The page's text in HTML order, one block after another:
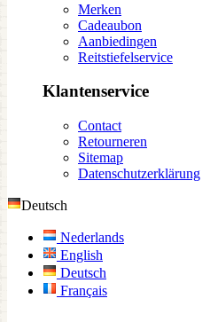
Merken
Cadeaubon
Aanbiedingen
Reitstiefelservice
Klantenservice
Contact
Retourneren
Sitemap
Datenschutzerklärung
Deutsch
Nederlands
English
Deutsch
Français